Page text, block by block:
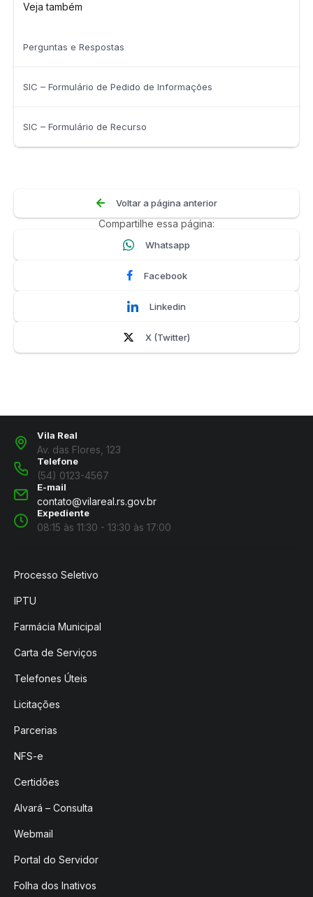
Veja também
Perguntas e Respostas
SIC – Formulário de Pedido de Informações
SIC – Formulário de Recurso
Voltar a página anterior
Compartilhe essa página:
Whatsapp
Facebook
Linkedin
X (Twitter)
Vila Real
Av. das Flores, 123
Telefone
(54) 0123-4567
E-mail
contato@vilareal.rs.gov.br
Expediente
08:15 às 11:30 - 13:30 às 17:00
Processo Seletivo
IPTU
Farmácia Municipal
Carta de Serviços
Telefones Úteis
Licitações
Parcerias
NFS-e
Certidões
Alvará – Consulta
Webmail
Portal do Servidor
Folha dos Inativos